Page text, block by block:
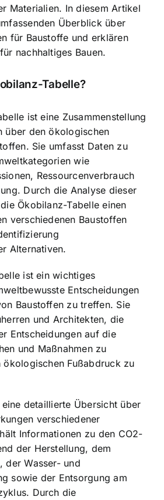
Materialien. In diesem Artikel
Überblick über
für Baustoffe und erklären
nachhaltiges Bauen.
Tabelle?
ist eine Zusammenstellung
über den ökologischen
Sie umfasst Daten zu
wie
Ressourcenverbrauch
Durch die Analyse dieser
Ökobilanz-Tabelle einen
verschiedenen Baustoffen
Alternativen.
ist ein wichtiges
Entscheidungen
Baustoffen zu treffen. Sie
und Architekten, die
Entscheidungen auf die
und Maßnahmen zu
Fußabdruck zu
detaillierte Übersicht über
verschiedener
Informationen zu den CO2-
der Herstellung, dem
der Wasser- und
sowie der Entsorgung am
Durch die